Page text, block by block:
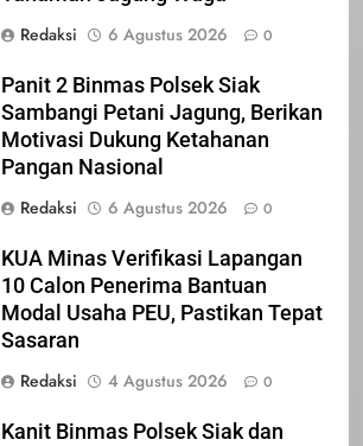
Redaksi
6 Agustus 2026 0
Panit 2 Binmas Polsek Siak
Sambangi Petani Jagung, Berikan
Motivasi Dukung Ketahanan
Pangan Nasional
Redaksi
6 Agustus 2026 0
KUA Minas Verifikasi Lapangan
10 Calon Penerima Bantuan
Modal Usaha PEU, Pastikan Tepat
Sasaran
Redaksi
4 Agustus 2026 0
Kanit Binmas Polsek Siak dan
IKLAN
NORMAN SILITONGA CALEG
IKLAN
NURGARAHA HARPAL NOVTEN,
SH CALON ANGGOTA DPRD
IKLAN